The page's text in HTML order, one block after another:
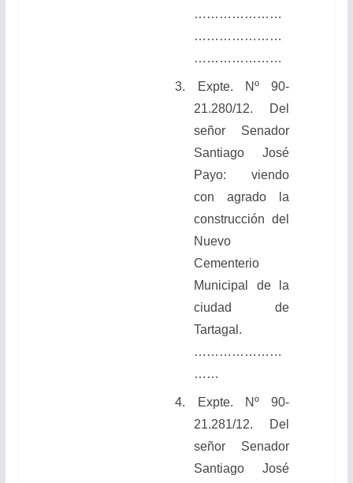
…………………
…………………
…………………
3.
Expte. Nº 90-
21.280/12. Del
señor Senador
Santiago José
Payo: viendo
con agrado la
construcción del
Nuevo
Cementerio
Municipal de la
ciudad de
Tartagal.
…………………
……
4.
Expte. Nº 90-
21.281/12. Del
señor Senador
Santiago José